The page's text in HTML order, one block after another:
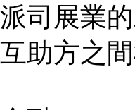
司展業
助方之